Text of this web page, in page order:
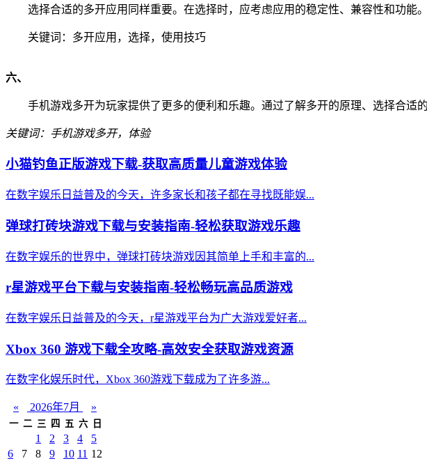
选择合适的多开应用同样重要。在选择时，应考虑应用的稳定性、兼容性和功能
关键词：多开应用，选择，使用技巧
六、
手机游戏多开为玩家提供了更多的便利和乐趣。通过了解多开的原理、选择合适
关键词：手机游戏多开，体验
小猫钓鱼正版游戏下载-获取高质量儿童游戏体验
在数字娱乐日益普及的今天，许多家长和孩子都在寻找既能娱...
弹球打砖块游戏下载与安装指南-轻松获取游戏乐趣
在数字娱乐的世界中，弹球打砖块游戏因其简单上手和丰富的...
r星游戏平台下载与安装指南-轻松畅玩高品质游戏
在数字娱乐日益普及的今天，r星游戏平台为广大游戏爱好者...
Xbox 360 游戏下载全攻略-高效安全获取游戏资源
在数字化娱乐时代，Xbox 360游戏下载成为了许多游...
« 2026年7月 »
一 二 三 四 五 六 日
1 2 3 4
5
6
7 8 9 10 11 12